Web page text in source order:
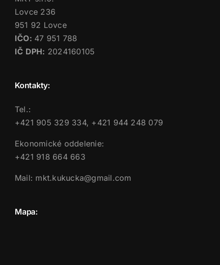
Lovce 236
951 92 Lovce
IČO: 47 951 788
IČ DPH: 2024160105
Kontakty:
Tel.:
+421 905 329 334, +421 944 248 079
Ekonomické oddelenie:
+421 918 664 663
Mail: mkt.kukucka@gmail.com
Mapa: